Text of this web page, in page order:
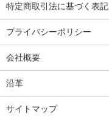
特定商取引法に基づく表記
プライバシーポリシー
会社概要
沿革
サイトマップ